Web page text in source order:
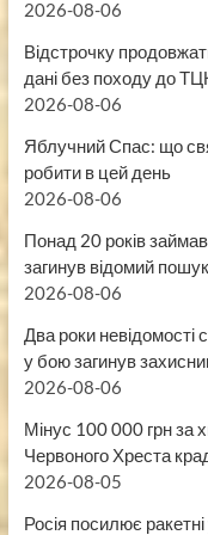
2026-08-06
Відстрочку
дані без походу до
2026-08-06
Яблучний Спас: що
робити в цей день
2026-08-06
Понад 20 років
загинув відомий
2026-08-06
Два роки
у бою загинув
2026-08-06
Мінус 100 000 грн за
Червоного Хреста
2026-08-05
Росія посилює